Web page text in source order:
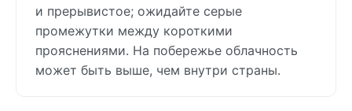
и прерывистое; ожидайте серые
промежутки между короткими
прояснениями. На побережье облачность
может быть выше, чем внутри страны.